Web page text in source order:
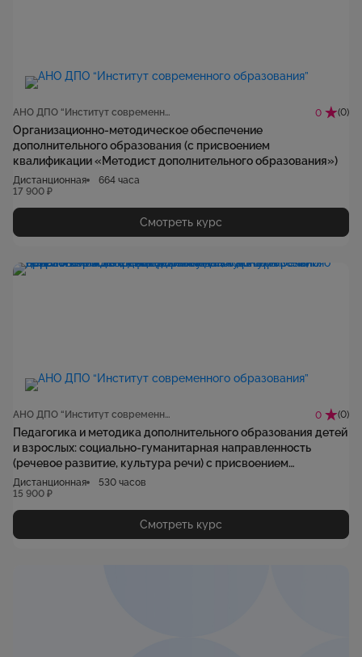
АНО ДПО “Институт современного образования” 0 (0)
Организационно-методическое обеспечение
дополнительного образования (с присвоением
квалификации «Методист дополнительного образования»)
Дистанционная
664 часа
17 900 ₽
Смотреть курс
АНО ДПО “Институт современного образования” 0 (0)
Педагогика и методика дополнительного образования детей
и взрослых: социально-гуманитарная направленность
(речевое развитие, культура речи) с присвоением
квалификации «Педагог дополнительного образования
детей и взрослых»
Дистанционная
530 часов
15 900 ₽
Смотреть курс